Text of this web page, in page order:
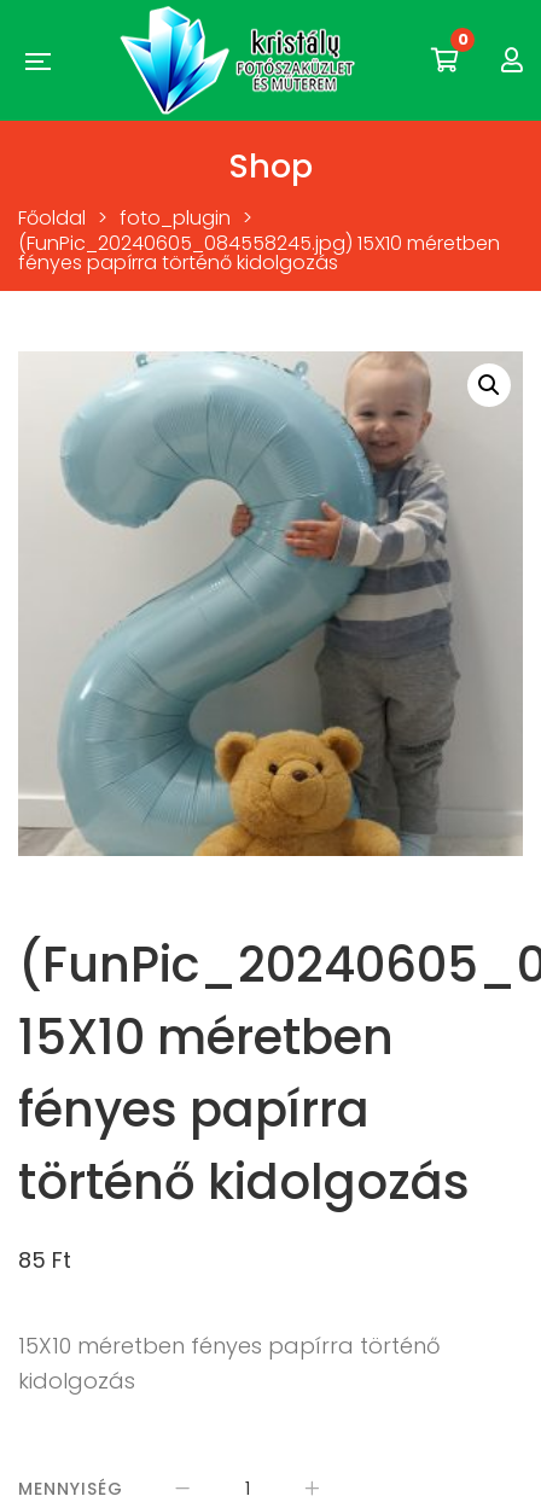
0
Shop
Főoldal > foto_plugin >
(FunPic_20240605_084558245.jpg) 15X10 méretben
fényes papírra történő kidolgozás
15X10 méretben
fényes papírra
történő kidolgozás
85 Ft
15X10 méretben fényes papírra történő
kidolgozás
MENNYISÉG